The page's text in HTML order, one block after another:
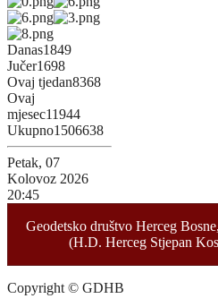
Danas1849
Jučer1698
Ovaj tjedan8368
Ovaj
mjesec11944
Ukupno1506638
Petak, 07
Kolovoz 2026
20:45
Geodetsko društvo Herceg
(H.D. Herceg Stjepan
Copyright © GDHB